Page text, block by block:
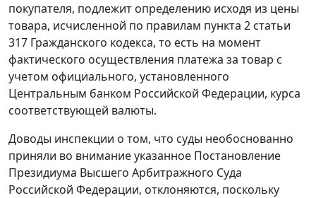
покупателя, подлежит определению исходя из цены
товара, исчисленной по правилам пункта 2 статьи
317 Гражданского кодекса, то есть на момент
фактического осуществления платежа за товар с
учетом официального, установленного
Центральным банком Российской Федерации, курса
соответствующей валюты.
Доводы инспекции о том, что суды необоснованно
приняли во внимание указанное Постановление
Президиума Высшего Арбитражного Суда
Российской Федерации, отклоняются, поскольку